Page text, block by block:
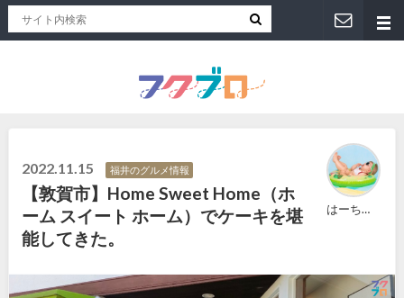
2022.11.15 福井のグルメ情報
【敦賀市】Home Sweet Home（ホ
ーム スイート ホーム）でケーキを堪
能してきた。
はーちゃん